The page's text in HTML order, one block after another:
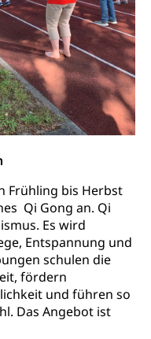
Frühling bis Herbst
Qi Gong an. Qi
Es wird
Entspannung und
schulen die
fördern
und führen so
Das Angebot ist